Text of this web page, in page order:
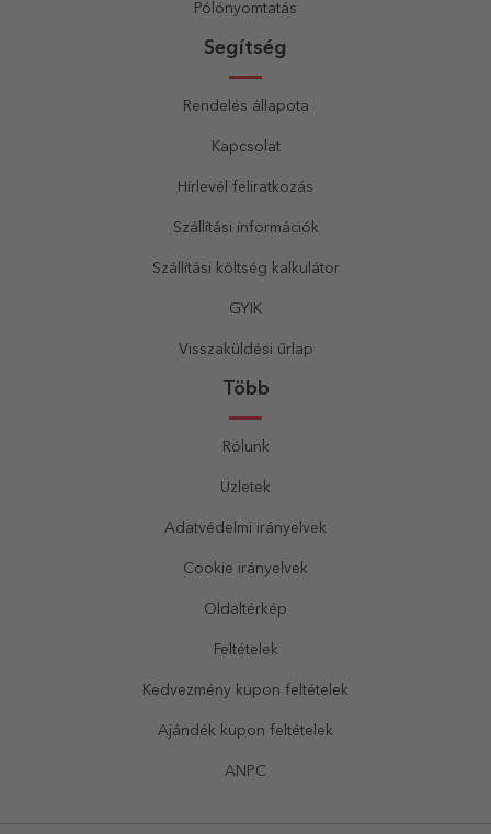
Pólónyomtatás
Segítség
Rendelés állapota
Kapcsolat
Hírlevél feliratkozás
Szállítási információk
Szállítási költség kalkulátor
GYIK
Visszaküldési űrlap
Több
Rólunk
Üzletek
Adatvédelmi irányelvek
Cookie irányelvek
Oldaltérkép
Feltételek
Kedvezmény kupon feltételek
Ajándék kupon feltételek
ANPC